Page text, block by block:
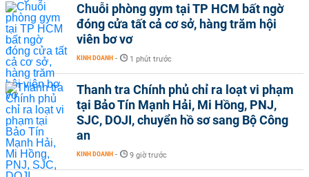
Chuỗi phòng gym tại TP HCM bất ngờ
đóng cửa tất cả cơ sở, hàng trăm hội
viên bơ vơ
KINH DOANH - 1 phút trước
Thanh tra Chính phủ chỉ ra loạt vi phạm
tại Bảo Tín Mạnh Hải, Mi Hồng, PNJ,
SJC, DOJI, chuyển hồ sơ sang Bộ Công
an
KINH DOANH - 9 giờ trước